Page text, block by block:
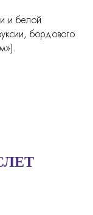
и белой
бордового